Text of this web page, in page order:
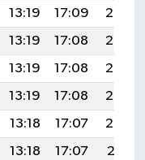
13:19 17:09
20:26
13:19 17:08
20:25
13:19 17:08
20:24
13:19 17:08
20:23
13:18 17:07
20:22
13:18 17:07
20:21